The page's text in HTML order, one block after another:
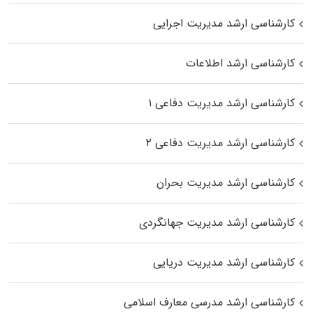
کارشناسی ارشد مدیریت اجرایی
کارشناسی ارشد اطلاعات
کارشناسی ارشد مدیریت دفاعی ۱
کارشناسی ارشد مدیریت دفاعی ۲
کارشناسی ارشد مدیریت بحران
کارشناسی ارشد مدیریت جهانگردی
کارشناسی ارشد مدیریت دریایی
کارشناسی ارشد مدرسی معارف اسلامی